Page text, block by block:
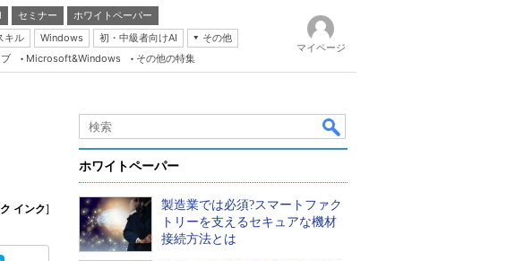
セミナー
ホワイトペーパー
キル Windows 初・中級者向けAI
その他
Server & Storage
Database Expert
Microsoft&Windows その他の特集
マイページ
インク]
ホワイトペーパー
製造業では必須?スマートファク
トリーを支えるセキュアな機材
接続方法とは